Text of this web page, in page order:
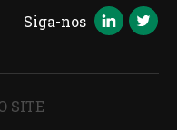
Siga-nos
SITE